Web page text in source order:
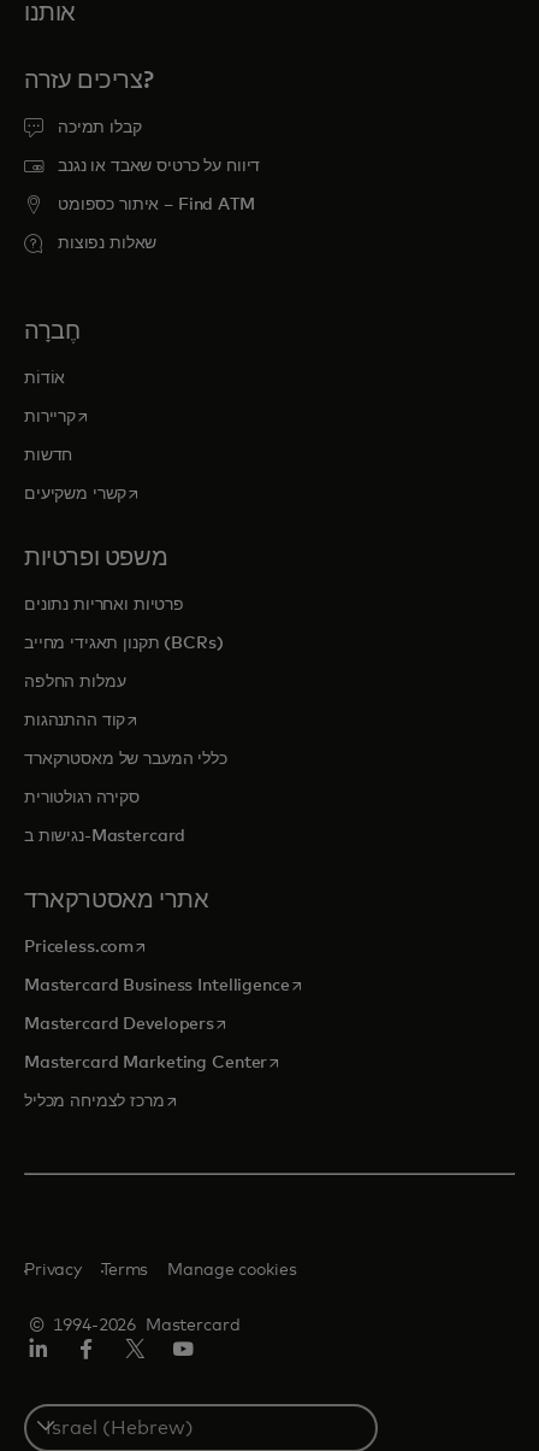
אותנו
צריכים עזרה?
קבלו תמיכה
דיווח על כרטיס שאבד או נגנב
איתור כספומט – Find ATM
שאלות נפוצות
חֶברָה
קריירותopens in a new tab
חדשות
קשרי משקיעיםopens in a new tab
משפט ופרטיות
פרטיות ואחריות נתונים
תקנון תאגידי מחייב (BCRs)
עמלות החלפה
קוד ההתנהגותopens in a new tab
כללי המעבר של מאסטרקארד
סקירה רגולטורית
נגישות ב-Mastercard
אתרי מאסטרקארד
Priceless.com opens in a new tab
Mastercard Business Intelligenceopens in a new tab
Mastercard Developersopens in a new tab
Mastercard Marketing Centeropens in a new tab
מרכז לצמיחה מכלילopens in a new tab
© 1994-2026 Mastercard
Privacy Terms Manage cookies
Select
a